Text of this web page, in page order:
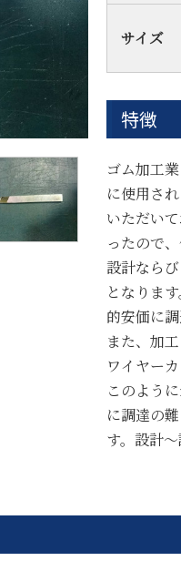
サイズ
特徴
ゴム加工
に使用さ
いただい
ったので
設計なら
となりま
的安価に
また、加
ワイヤー
このよう
に調達の
す。設計